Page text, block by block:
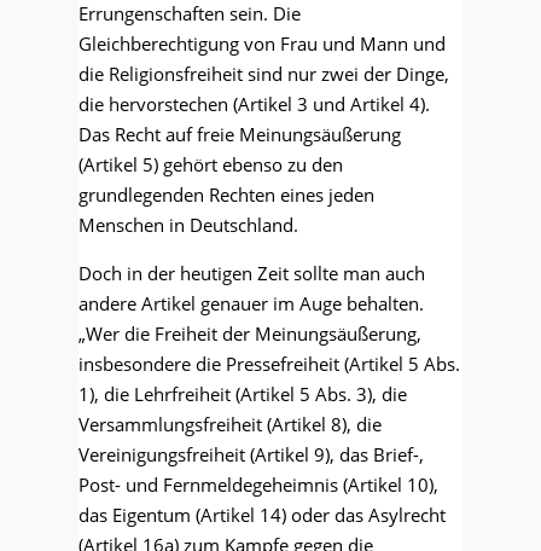
Errungenschaften sein. Die
Gleichberechtigung von Frau und Mann und
die Religionsfreiheit sind nur zwei der Dinge,
die hervorstechen (Artikel 3 und Artikel 4).
Das Recht auf freie Meinungsäußerung
(Artikel 5) gehört ebenso zu den
grundlegenden Rechten eines jeden
Menschen in Deutschland.
Doch in der heutigen Zeit sollte man auch
andere Artikel genauer im Auge behalten.
„Wer die Freiheit der Meinungsäußerung,
insbesondere die Pressefreiheit (Artikel 5 Abs.
1), die Lehrfreiheit (Artikel 5 Abs. 3), die
Versammlungsfreiheit (Artikel 8), die
Vereinigungsfreiheit (Artikel 9), das Brief-,
Post- und Fernmeldegeheimnis (Artikel 10),
das Eigentum (Artikel 14) oder das Asylrecht
(Artikel 16a) zum Kampfe gegen die